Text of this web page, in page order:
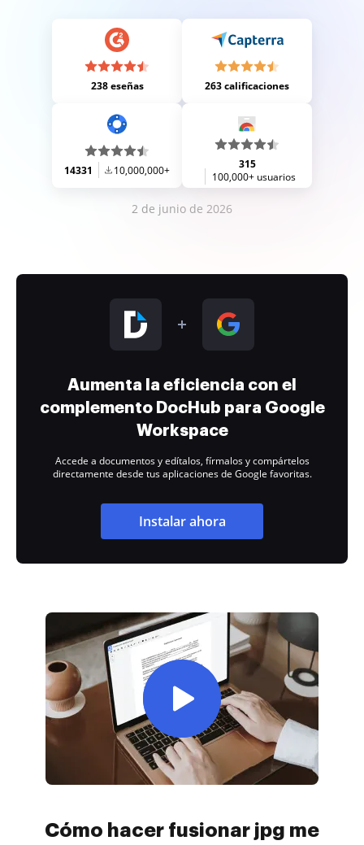
238 eseñas 263 calificaciones
14331 10,000,000+
315
100,000+ usuarios
2 de junio de 2026
Aumenta la eficiencia con el
complemento DocHub para Google
Workspace
Accede a documentos y edítalos, fírmalos y compártelos
directamente desde tus aplicaciones de Google favoritas.
Instalar ahora
Cómo hacer fusionar jpg me